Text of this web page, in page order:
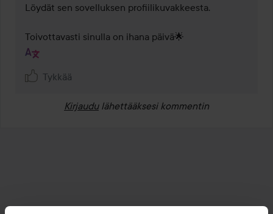
Löydät sen sovelluksen profiilikuvakkeesta.
Toivottavasti sinulla on ihana päivä🌟
Tykkää
Kirjaudu lähettääksesi kommentin